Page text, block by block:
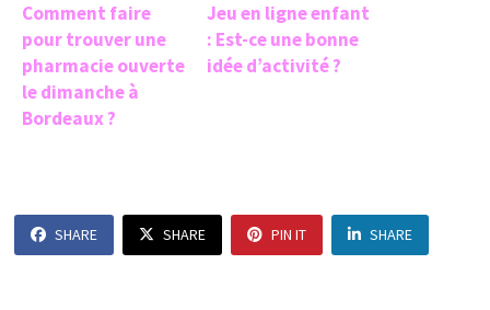
Comment faire
pour trouver une
pharmacie ouverte
le dimanche à
Bordeaux ?
Jeu en ligne enfant
: Est-ce une bonne
idée d’activité ?
SHARE SHARE PIN IT SHARE